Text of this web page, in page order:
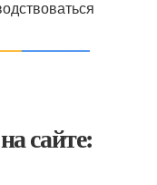
сайте: